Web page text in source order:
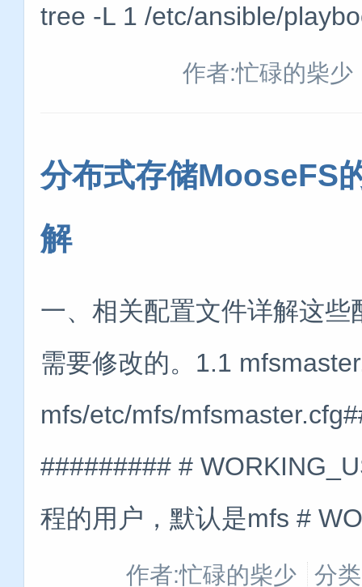
tree -L 1 /etc/ansible/
作者:忙碌的柴少
分布式存储MooseFS
解
一、相关配置文件详解这
需要修改的。1.1
mfs/etc/mfs/
######### #
程的用户，默认是mfs #
作者:忙碌的柴少 分